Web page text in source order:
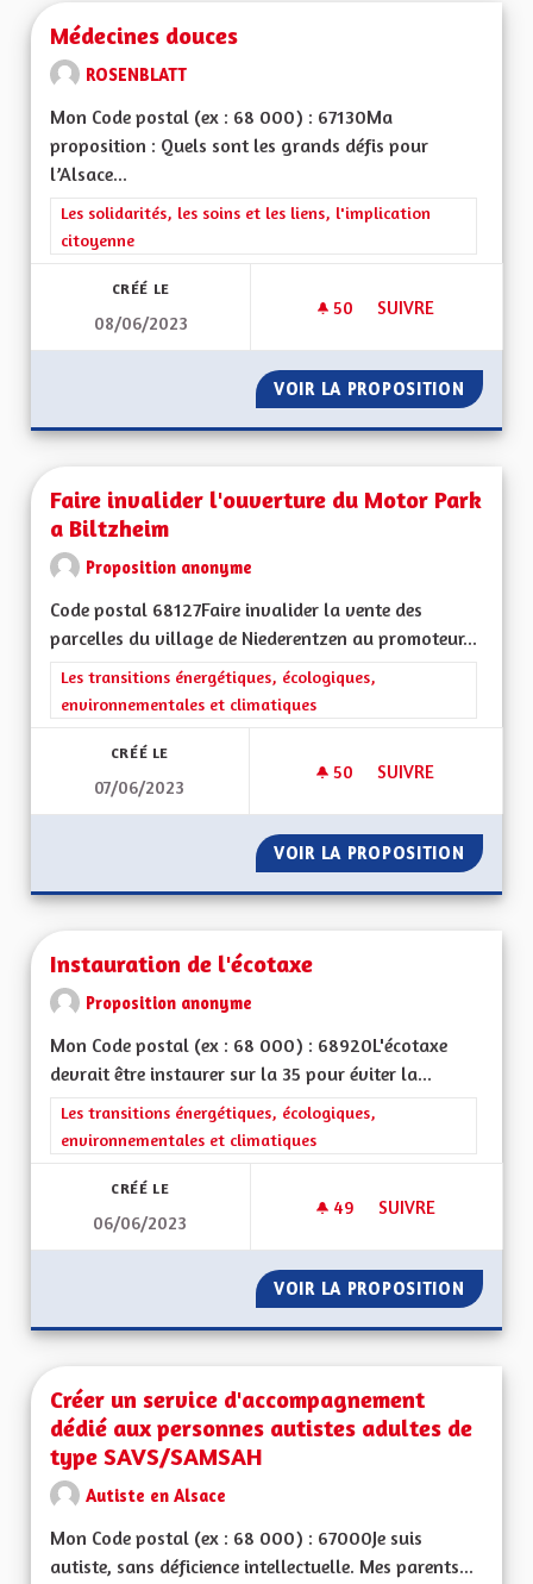
Médecines douces
ROSENBLATT
Mon Code postal (ex : 68 000) : 67130Ma
proposition : Quels sont les grands défis pour
l’Alsace...
Filtrer les résultats de la catégorie : Les solidarités, les soins
Les solidarités, les soins et les liens, l'implication
citoyenne
CRÉÉ LE
08/06/2023
50 50 ABONNÉS
SUIVRE
VOIR LA PROPOSITION
Faire invalider l'ouverture du Motor Park
a Biltzheim
Proposition anonyme
Code postal 68127Faire invalider la vente des
parcelles du village de Niederentzen au promoteur...
Filtrer les résultats de la catégorie : Les transitions
Les transitions énergétiques, écologiques,
environnementales et climatiques
CRÉÉ LE
07/06/2023
50 50 ABONNÉS
SUIVRE
VOIR LA PROPOSITION FAIRE
Instauration de l'écotaxe
Proposition anonyme
Mon Code postal (ex : 68 000) : 68920L'écotaxe
devrait être instaurer sur la 35 pour éviter la...
Filtrer les résultats de la catégorie : Les transitions
Les transitions énergétiques, écologiques,
environnementales et climatiques
CRÉÉ LE
06/06/2023
49 49 ABONNÉS
SUIVRE
VOIR LA PROPOSITION
Créer un service d'accompagnement
dédié aux personnes autistes adultes de
type SAVS/SAMSAH
Autiste en Alsace
Mon Code postal (ex : 68 000) : 67000Je suis
autiste, sans déficience intellectuelle. Mes parents...